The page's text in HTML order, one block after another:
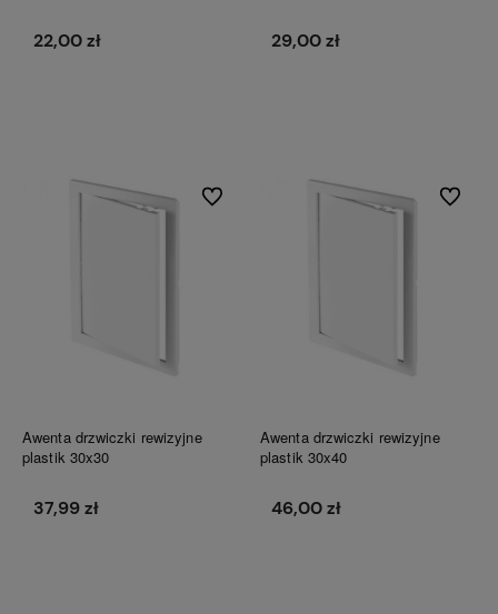
22,00 zł 29,00 zł
Awenta drzwiczki rewizyjne
plastik 30x30
37,99 zł
Do ulubionych
Awenta drzwiczki rewizyjne
plastik 30x40
46,00 zł
Do